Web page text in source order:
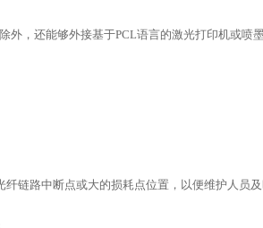
外，还能够外接基于PCL语言的激光打印机或喷
纤链路中断点或大的损耗点位置，以便维护人员